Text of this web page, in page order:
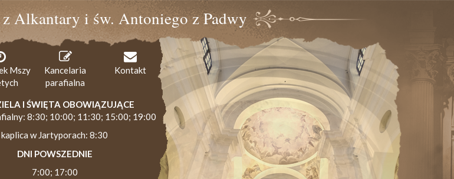
z Alkantary i św. Antoniego z Padwy
Mszy
Kancelaria
parafialna
Kontakt
I ŚWIĘTA OBOWIĄZUJĄCE
8:30; 10:00; 11:30; 15:00; 19:00
kaplica w Jartyporach: 8:30
DNI POWSZEDNIE
7:00; 17:00